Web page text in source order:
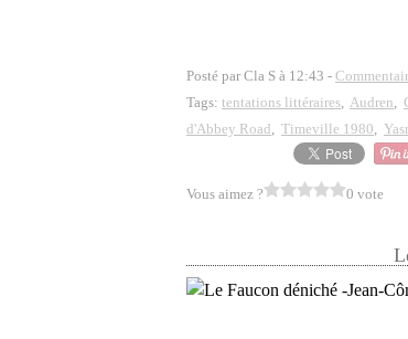
Posté par Cla S à 12:43 -
Tags: tentations littéraires, Audren,
d'Abbey Road, Timeville 1980,
Vous aimez ? 0 vote